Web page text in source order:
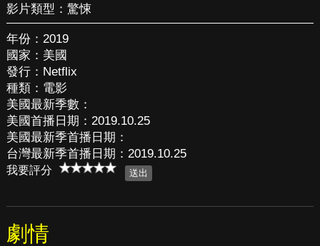
影片類型： 驚悚
年份：2019
國家：美國
發行：Netflix
種類：電影
美國最新季數：
美國首播日期：2019.10.25
美國最新季首播日期：
台灣最新季首播日期：2019.10.25
我要評分
劇情